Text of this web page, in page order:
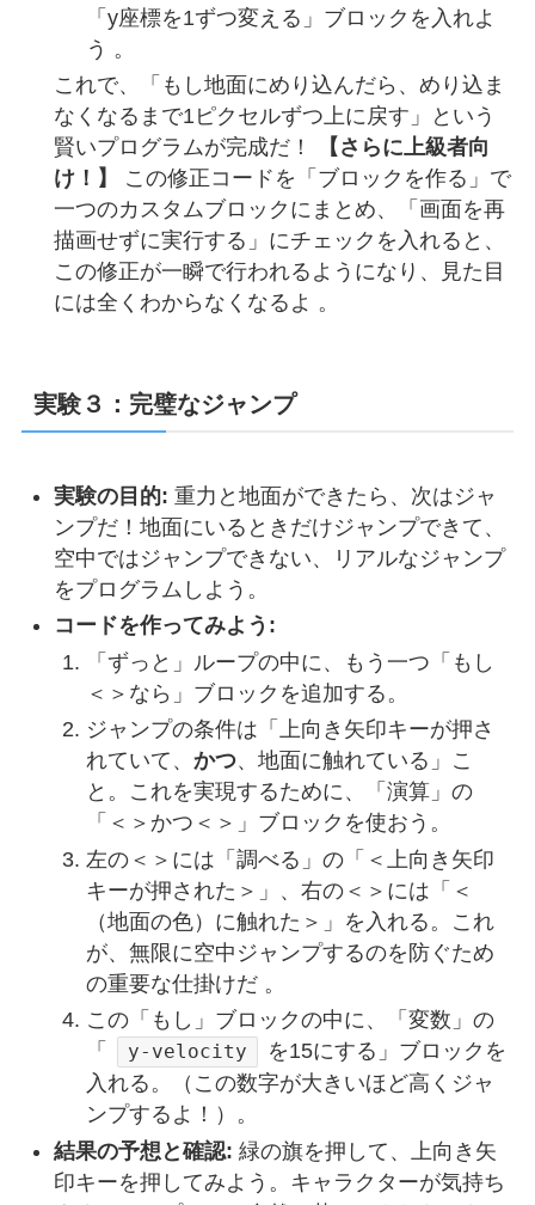
「y座標を1ずつ変える」ブロックを入れよ
う 。
これで、「もし地面にめり込んだら、めり込ま
なくなるまで1ピクセルずつ上に戻す」という
賢いプログラムが完成だ！
【さらに上級者向
け！】
この修正コードを「ブロックを作る」で
一つのカスタムブロックにまとめ、「画面を再
描画せずに実行する」にチェックを入れると、
この修正が一瞬で行われるようになり、見た目
には全くわからなくなるよ 。
実験３：完璧なジャンプ
実験の目的: 重力と地面ができたら、次はジャ
ンプだ！地面にいるときだけジャンプできて、
空中ではジャンプできない、リアルなジャンプ
をプログラムしよう。
コードを作ってみよう:
「ずっと」ループの中に、もう一つ「もし
＜＞なら」ブロックを追加する。
ジャンプの条件は「上向き矢印キーが押さ
れていて、 かつ、地面に触れている」こ
と。これを実現するために、「演算」の
「＜＞かつ＜＞」ブロックを使おう。
左の＜＞には「調べる」の「＜上向き矢印
キーが押された＞」、右の＜＞には「＜
（地面の色）に触れた＞」を入れる。これ
が、無限に空中ジャンプするのを防ぐため
の重要な仕掛けだ 。
この「もし」ブロックの中に、「変数」の
「
y-velocity
を15にする」ブロックを
入れる。（この数字が大きいほど高くジャ
ンプするよ！）。
結果の予想と確認: 緑の旗を押して、上向き矢
印キーを押してみよう。キャラクターが気持ち